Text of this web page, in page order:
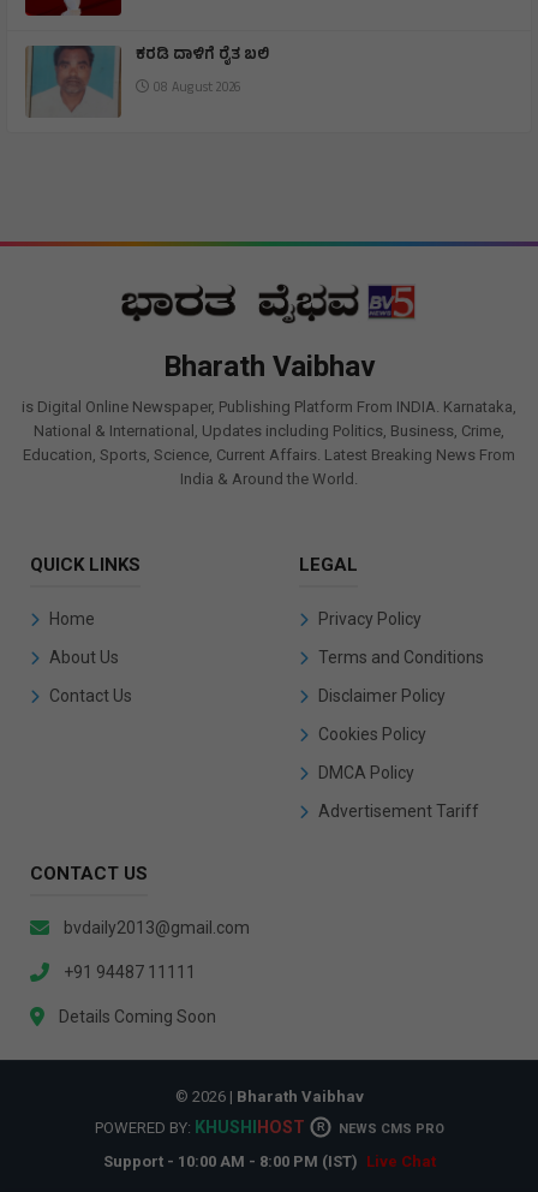
ಕರಡಿ ದಾಳಿಗೆ ರೈತ ಬಲಿ
08 August 2026
Bharath Vaibhav
is Digital Online Newspaper, Publishing Platform From INDIA. Karnataka,
National & International, Updates including Politics, Business, Crime,
Education, Sports, Science, Current Affairs. Latest Breaking News From
India & Around the World.
QUICK LINKS
Home
About Us
Contact Us
LEGAL
Privacy Policy
Terms and Conditions
Disclaimer Policy
Cookies Policy
DMCA Policy
Advertisement Tariff
CONTACT US
bvdaily2013@gmail.com
+91 94487 11111
Details Coming Soon
© 2026 | Bharath Vaibhav
POWERED BY: KHUSHI HOST R NEWS CMS PRO
Support - 10:00 AM - 8:00 PM (IST) Live Chat